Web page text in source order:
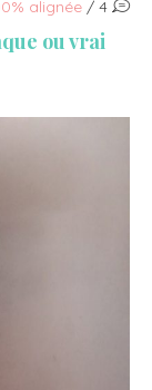
alignée / 4
ou vrai